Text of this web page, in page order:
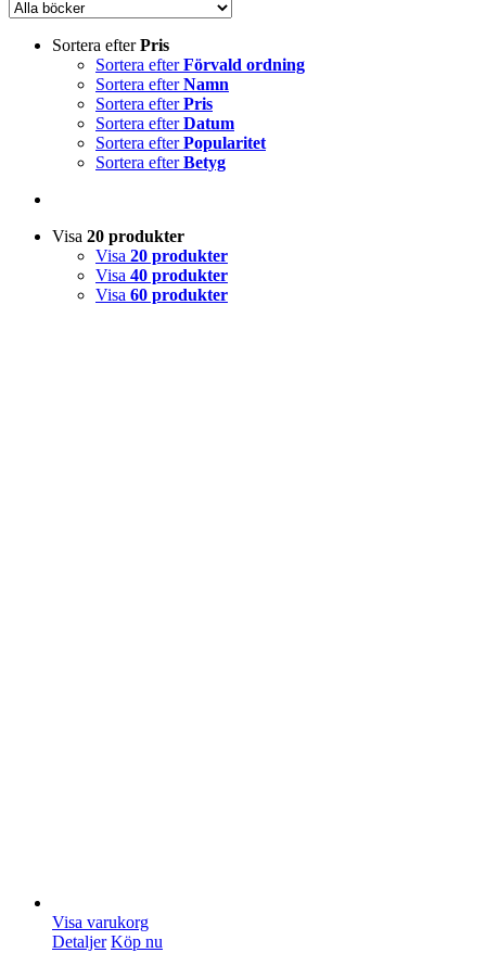
Sortera efterPris
Sortera efterFörvald ordning
Sortera efterNamn
Sortera efterPris
Sortera efterDatum
Sortera efterPopularitet
Sortera efterBetyg
Visa 20 produkter
Visa 20 produkter
Visa 40 produkter
Visa 60 produkter
Visa varukorg
Detaljer Köp nu